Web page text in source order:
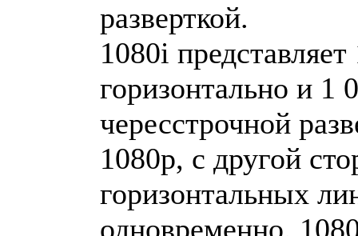
разверткой.
1080i
горизонтально и 1
чересстрочной
1080p, с другой
горизонтальных
одновременно.